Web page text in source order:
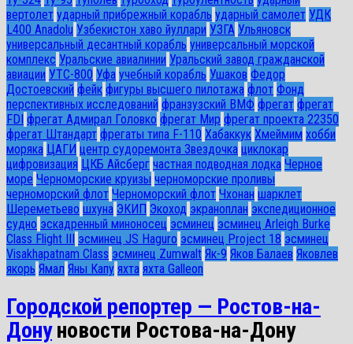
вертолет ударный прибрежный корабль ударный самолет УДК
L400 Anadolu Узбекистон хаво йуллари УЗГА Ульяновск
универсальный десантный корабль универсальный морской
комплекс Уральские авиалинии Уральский завод гражданской
авиации УТС-800 Уфа учебный корабль Ушаков Федор
Достоевский фейк фигуры высшего пилотажа флот Фонд
перспективных исследований франзузский ВМФ фрегат фрегат
FDI фрегат Адмирал Головко фрегат Мир фрегат проекта 22350
фрегат Штандарт фрегаты типа F-110 Хабаккук Хмеймим хобби
моряка ЦАГИ центр судоремонта Звездочка циклокар
цифровизация ЦКБ Айсберг частная подводная лодка Черное
море Черноморские круизы черноморские проливы
черноморский флот Черноморский флот Чхонан шарклет
Шереметьево шхуна ЭКИП Экоход экраноплан экспедиционное
судно эскадренный миноносец эсминец эсминец Arleigh Burke
Class Flight III
эсминец JS Haguro эсминец Project 18 эсминец
Visakhapatnam Class эсминец Zumwalt Як-9 Яков Балаев Яковлев
якорь Ямал Яны Капу яхта яхта Galleon
Городской репортер — Ростов-на-
Дону новости Ростова-на-Дону